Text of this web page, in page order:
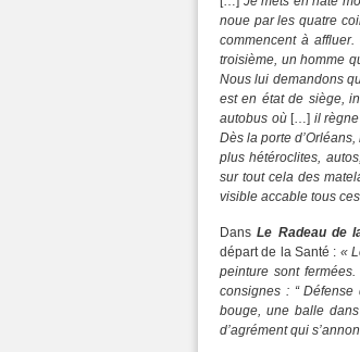
noue par les quatre
commencent à
troisième, un homme
Nous lui demandons
est en état de siège,
autobus où[…] il
Dès la porte
plus hétéroclites,
sur tout cela des
visible accable tous
DansLe Radeau de
départ de la Santé : «
peinture sont fermées.
consignes : “
bouge, une balle
d’agrément qui